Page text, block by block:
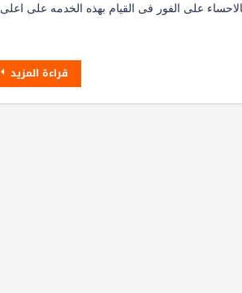
على الفور فى القيام بهذه الخدمه على اعلى
قراءة المزيد